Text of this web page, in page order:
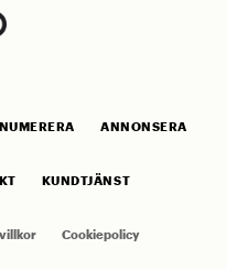
ANNONSERA
KUNDTJÄNST
Cookiepolicy